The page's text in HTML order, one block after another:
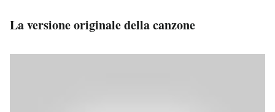
La versione originale della canzone